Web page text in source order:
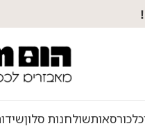
כורסאותשולחנות סלון